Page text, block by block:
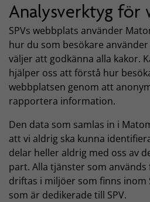
Analysverktyg för
SPVs webbplats använder
hur du som besökare
väljer att godkänna alla kakor.
hjälper oss att förstå hur
webbplatsen genom att
rapportera information.
Den data som samlas in i
att vi aldrig ska kunna
delar heller aldrig med oss av
part. Alla tjänster som
driftas i miljöer som finns inom
som är dedikerade till SPV.